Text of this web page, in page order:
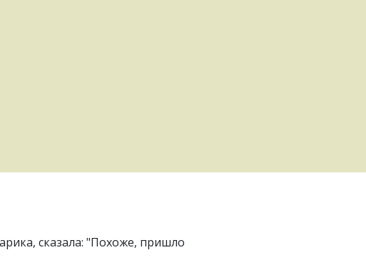
сказала: "Похоже, пришло